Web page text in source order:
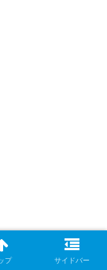
プ サイドバー